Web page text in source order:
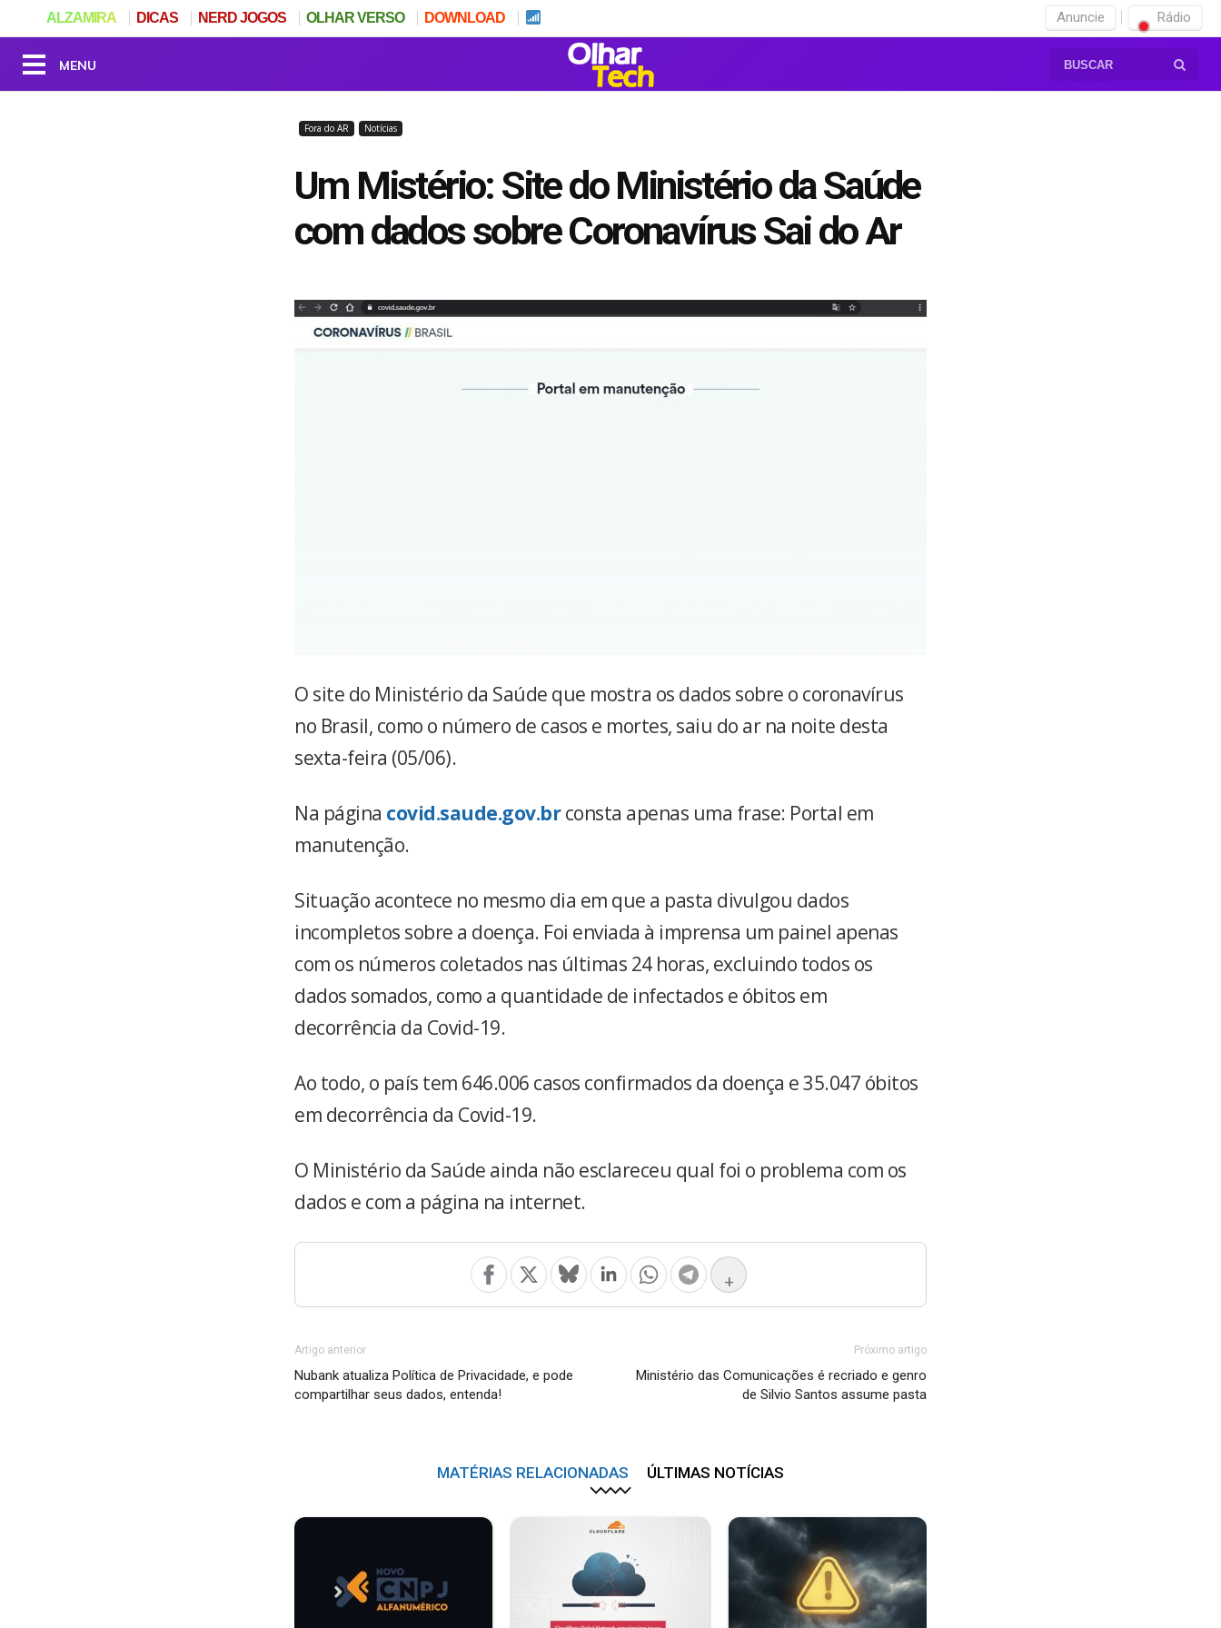
Fora do AR Notícias
Um Mistério: Site do Ministério da Saúde
com dados sobre Coronavírus Sai do Ar
O site do Ministério da Saúde que mostra os dados sobre o coronavírus
no Brasil, como o número de casos e mortes, saiu do ar na noite desta
sexta-feira (05/06).
Na página covid.saude.gov.br consta apenas uma frase: Portal em
manutenção.
Situação acontece no mesmo dia em que a pasta divulgou dados
incompletos sobre a doença. Foi enviada à imprensa um painel apenas
com os números coletados nas últimas 24 horas, excluindo todos os
dados somados, como a quantidade de infectados e óbitos em
decorrência da Covid-19.
Ao todo, o país tem 646.006 casos confirmados da doença e 35.047 óbitos
em decorrência da Covid-19.
O Ministério da Saúde ainda não esclareceu qual foi o problema com os
dados e com a página na internet.
+
Artigo anterior
Nubank atualiza Política de Privacidade, e pode
compartilhar seus dados, entenda!
Próximo artigo
Ministério das Comunicações é recriado e genro
de Silvio Santos assume pasta
MATÉRIAS RELACIONADAS ÚLTIMAS NOTÍCIAS
ALZAMIRA DICAS NERD JOGOS OLHAR VERSO DOWNLOAD Anuncie Rádio